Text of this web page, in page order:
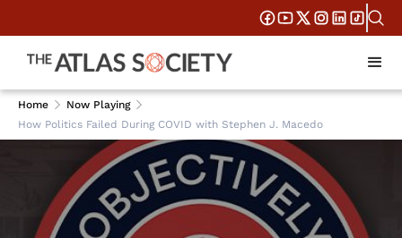
Home
Now Playing
How Politics Failed During COVID with Stephen J. Macedo